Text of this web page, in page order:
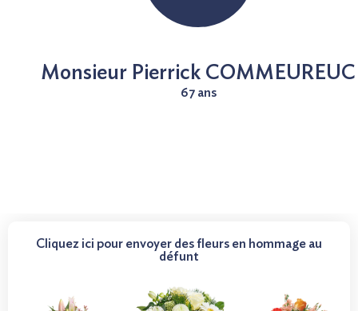
Monsieur Pierrick COMMEUREUC
67 ans
Cliquez ici pour envoyer des fleurs en hommage au
défunt